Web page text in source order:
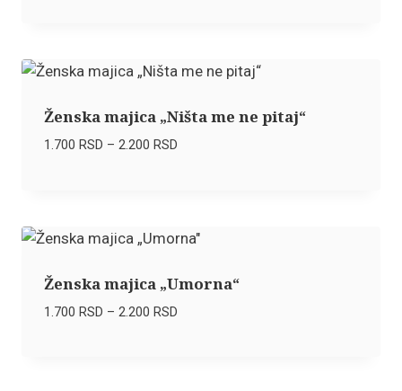
2.200 RSD
Ženska majica „Ništa me ne pitaj“
1.700 RSD – 2.200 RSDRaspon
2.200 RSD
Ženska majica „Umorna“
1.700 RSD – 2.200 RSDRaspon